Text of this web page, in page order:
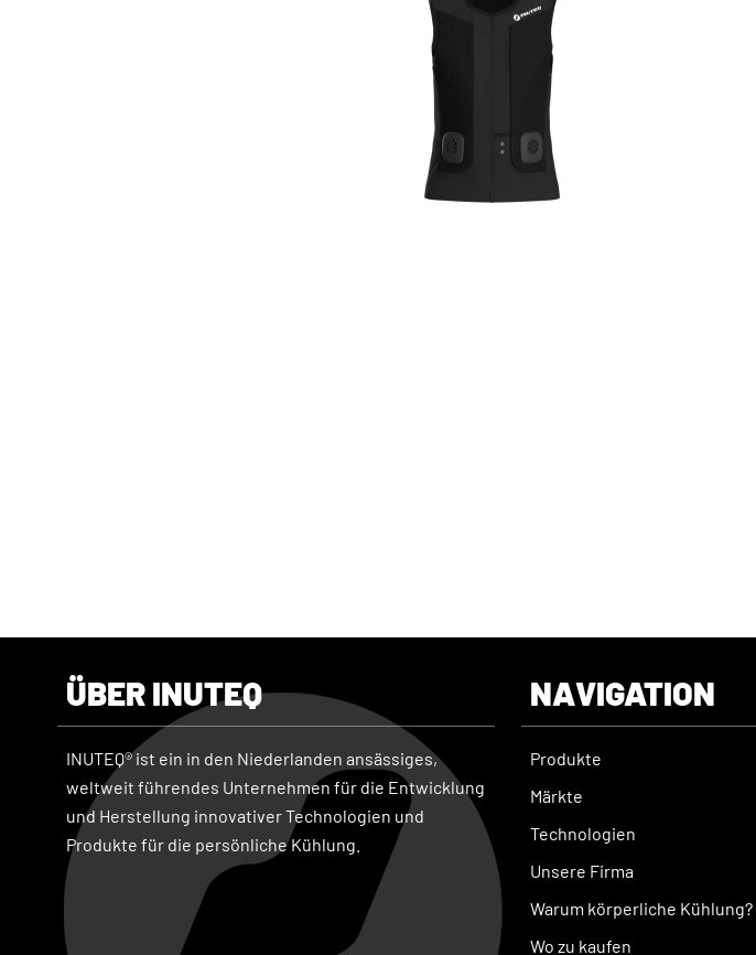
ÜBER INUTEQ
INUTEQ® ist ein in den Niederlanden ansässiges,
weltweit führendes Unternehmen für die Entwicklung
und Herstellung innovativer Technologien und
Produkte für die persönliche Kühlung.
NAVIGATION
Produkte
Märkte
Technologien
Unsere Firma
Warum körperliche Kühlung?
Wo zu kaufen